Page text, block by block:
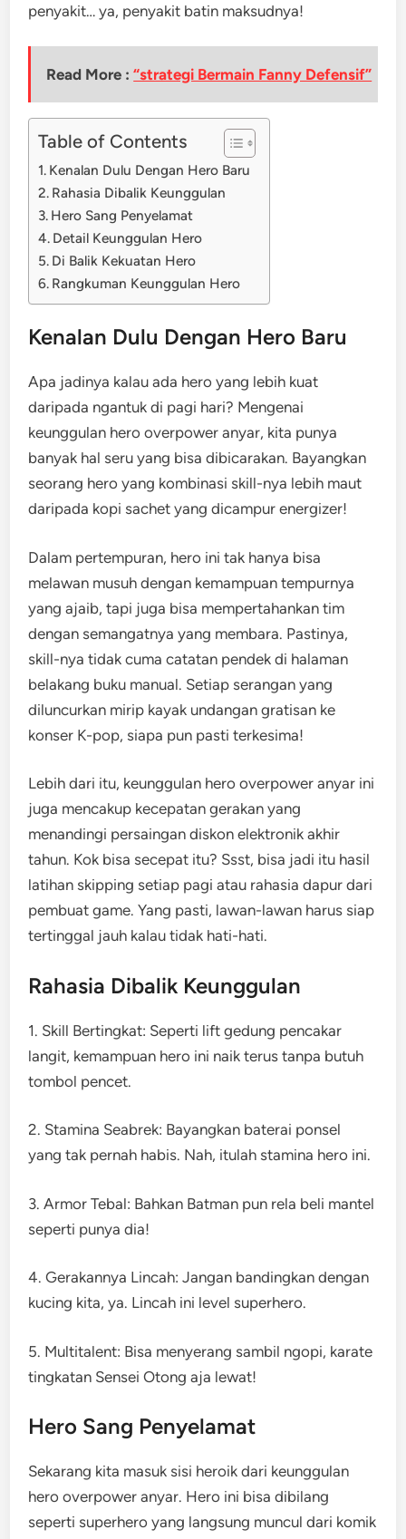
penyakit… ya, penyakit batin maksudnya!
Read More :“strategi Bermain Fanny Defensif”
Table of Contents
Kenalan Dulu Dengan Hero Baru
Rahasia Dibalik Keunggulan
Hero Sang Penyelamat
Detail Keunggulan Hero
Di Balik Kekuatan Hero
Rangkuman Keunggulan Hero
Kenalan Dulu Dengan Hero Baru
Apa jadinya kalau ada hero yang lebih kuat
daripada ngantuk di pagi hari? Mengenai
keunggulan hero overpower anyar, kita punya
banyak hal seru yang bisa dibicarakan. Bayangkan
seorang hero yang kombinasi skill-nya lebih maut
daripada kopi sachet yang dicampur energizer!
Dalam pertempuran, hero ini tak hanya bisa
melawan musuh dengan kemampuan tempurnya
yang ajaib, tapi juga bisa mempertahankan tim
dengan semangatnya yang membara. Pastinya,
skill-nya tidak cuma catatan pendek di halaman
belakang buku manual. Setiap serangan yang
diluncurkan mirip kayak undangan gratisan ke
konser K-pop, siapa pun pasti terkesima!
Lebih dari itu, keunggulan hero overpower anyar ini
juga mencakup kecepatan gerakan yang
menandingi persaingan diskon elektronik akhir
tahun. Kok bisa secepat itu? Ssst, bisa jadi itu hasil
latihan skipping setiap pagi atau rahasia dapur dari
pembuat game. Yang pasti, lawan-lawan harus siap
tertinggal jauh kalau tidak hati-hati.
Rahasia Dibalik Keunggulan
1. Skill Bertingkat: Seperti lift gedung pencakar
langit, kemampuan hero ini naik terus tanpa butuh
tombol pencet.
2. Stamina Seabrek: Bayangkan baterai ponsel
yang tak pernah habis. Nah, itulah stamina hero ini.
3. Armor Tebal: Bahkan Batman pun rela beli mantel
seperti punya dia!
4. Gerakannya Lincah: Jangan bandingkan dengan
kucing kita, ya. Lincah ini level superhero.
5. Multitalent: Bisa menyerang sambil ngopi, karate
tingkatan Sensei Otong aja lewat!
Hero Sang Penyelamat
Sekarang kita masuk sisi heroik dari keunggulan
hero overpower anyar. Hero ini bisa dibilang
seperti superhero yang langsung muncul dari komik